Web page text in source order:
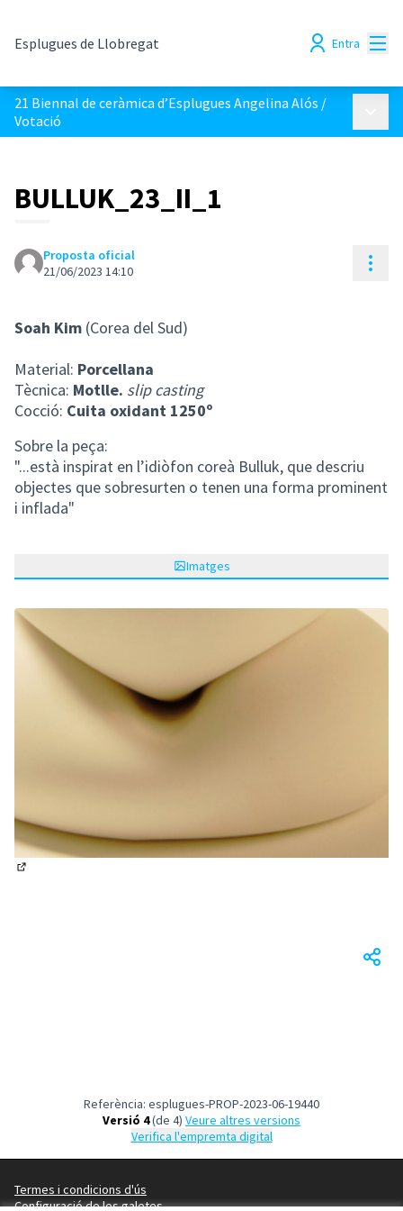
Esplugues de Llobregat Entra
21 Biennal de ceràmica d’Esplugues Angelina Alós /
Votació
BULLUK_23_II_1
Proposta oficial
21/06/2023 14:10
Soah Kim (Corea del Sud)
Material: Porcellana
Tècnica: Motlle. slip casting
Cocció: Cuita oxidant 1250º
Sobre la peça:
"...està inspirat en l’idiòfon coreà Bulluk, que descriu
objectes que sobresurten o tenen una forma prominent
i inflada"
Imatges
Referència: esplugues-PROP-2023-06-19440
Versió 4(de 4)
veure altres versions
Verifica l'empremta digital
Termes i condicions d'ús
Configuració de les galetes